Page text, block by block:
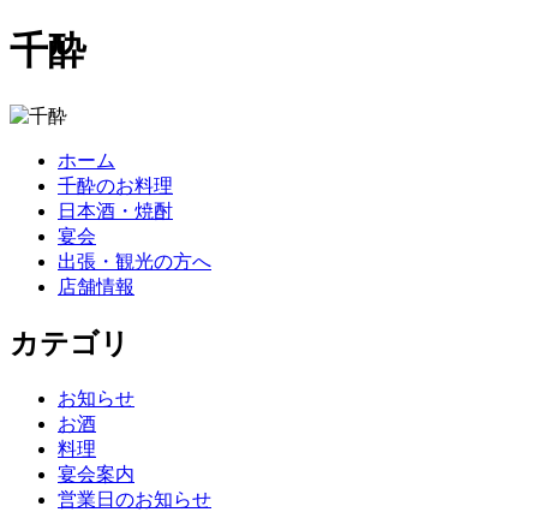
千酔
ホーム
千酔のお料理
日本酒・焼酎
宴会
出張・観光の方へ
店舗情報
カテゴリ
お知らせ
お酒
料理
宴会案内
営業日のお知らせ